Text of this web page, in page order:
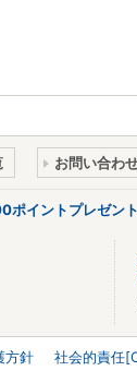
お問い合わ
ポイントプレゼ
方針 社会的責任